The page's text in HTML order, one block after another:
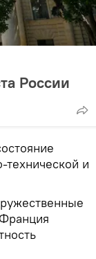
России
технической и